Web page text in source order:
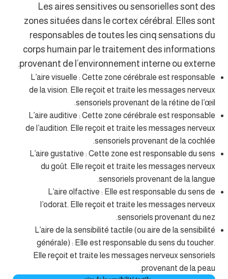
Les aires sensitives ou sensorielles sont des
zones situées dans le cortex cérébral. Elles sont
responsables de toutes les cinq sensations du
corps humain par le traitement des informations
provenant de l’environnement interne ou externe.
L’aire visuelle : Cette zone cérébrale est responsable
de la vision. Elle reçoit et traite les messages nerveux
sensoriels provenant de la rétine de l’œil.
L’aire auditive : Cette zone cérébrale est responsable
de l’audition. Elle reçoit et traite les messages nerveux
sensoriels provenant de la cochlée.
L’aire gustative : Cette zone est responsable du sens
du goût. Elle reçoit et traite les messages nerveux
sensoriels provenant de la langue.
L’aire olfactive : Elle est responsable du sens de
l’odorat. Elle reçoit et traite les messages nerveux
sensoriels provenant du nez.
L’aire de la sensibilité tactile (ou aire de la sensibilité
générale) : Elle est responsable du sens du toucher.
Elle reçoit et traite les messages nerveux sensoriels
provenant de la peau.